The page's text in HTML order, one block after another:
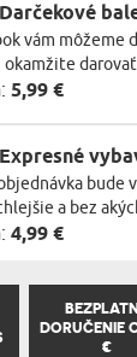
Darčekové
vám môžeme
okamžite
5,99 €
Expresné
bude
a bez
4,99 €
DORUČENIE
€